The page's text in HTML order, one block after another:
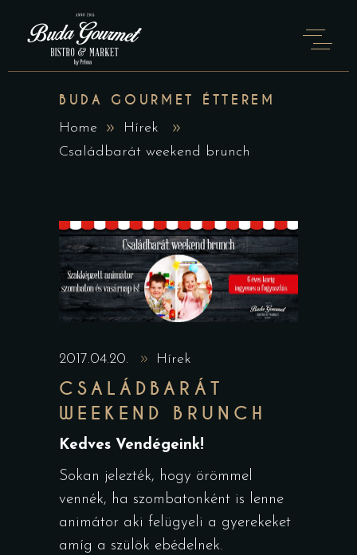
BUDA GOURMET ÉTTEREM
Home
Hírek
Családbarát weekend brunch
2017.04.20. Hírek
CSALÁDBARÁT
WEEKEND BRUNCH
Kedves Vendégeink!
Sokan jelezték, hogy örömmel
vennék, ha szombatonként is lenne
animátor aki felügyeli a gyerekeket
amíg a szülök ebédelnek.